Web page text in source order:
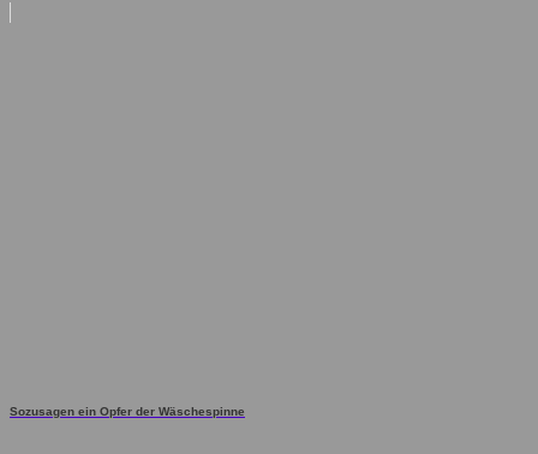
Sozusagen ein Opfer der Wäschespinne